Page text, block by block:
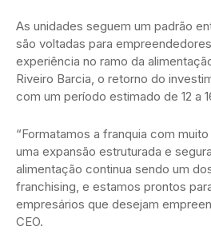
As unidades seguem um padrão
são voltadas para
experiência no ramo da
Riveiro Barcia, o retorno do
com um período estimado de 12 a
“Formatamos a franquia com
uma expansão estruturada e
alimentação continua sendo um
franchising, e estamos prontos
empresários que desejam
CEO.